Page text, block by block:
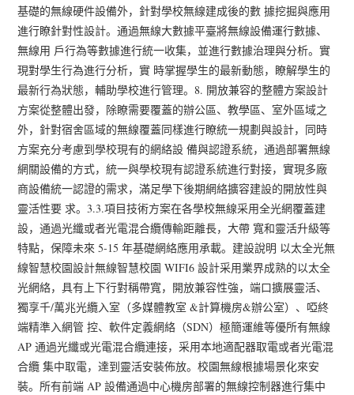
基礎的無線硬件設備外，針對學校無線建成後的數 據挖掘與應用
進行瞭針對性設計。通過無線大數據平臺將無線設備運行數據、
無線用 戶行為等數據進行統一收集，並進行數據治理與分析。實
現對學生行為進行分析，實 時掌握學生的最新動態，瞭解學生的
最新行為狀態，輔助學校進行管理。8. 開放兼容的整體方案設計
方案從整體出發，除瞭需要覆蓋的辦公區、教學區、室外區域之
外，針對宿舍區域的無線覆蓋同樣進行瞭統一規劃與設計，同時
方案充分考慮到學校現有的網絡設 備與認證系統，通過部署無線
網關設備的方式，統一與學校現有認證系統進行對接，實現多廠
商設備統一認證的需求，滿足學下後期網絡擴容建設的開放性與
靈活性要 求。3.3.項目技術方案在各學校無線采用全光網覆蓋建
設，通過光纖或者光電混合纜傳輸距離長，大帶 寬和靈活升級等
特點，保障未來 5-15 年基礎網絡應用承載。建設說明 以太全光無
線智慧校園設計無線智慧校園 WIFI6 設計采用業界成熟的以太全
光網絡，具有上下行對稱帶寬，開放兼容性強，端口擴展靈活、
獨享千/萬兆光纜入室（多媒體教室 &計算機房&辦公室）、啞終
端精準入網管 控、軟件定義網絡（SDN）極簡運維等優所有無線
AP 通過光纖或光電混合纜連接，采用本地適配器取電或者光電混
合纜 集中取電，達到靈活安裝佈放。校園無線根據場景化來安
裝。所有前端 AP 設備通過中心機房部署的無線控制器進行集中